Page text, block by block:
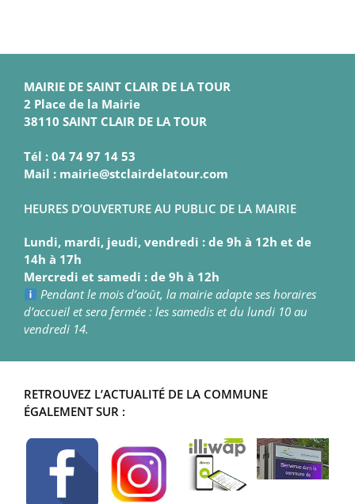
MAIRIE DE SAINT CLAIR DE LA TOUR
2 Place de la Mairie
38110 SAINT CLAIR DE LA TOUR
Tél : 04 74 97 14 53
Mail : mairie@stclairdelatour.com
HEURES D’OUVERTURE AU PUBLIC DE LA MAIRIE
Lundi, mardi, jeudi, vendredi : de 9h à 12h et de
14h à 17h
Mercredi et samedi : de 9h à 12h
Pendant le mois d’août, la mairie adapte ses horaires
d’accueil et sera fermée : les samedis et du lundi 10 au
vendredi 14.
RETROUVEZ L’ACTUALITÉ DE LA COMMUNE
ÉGALEMENT SUR :